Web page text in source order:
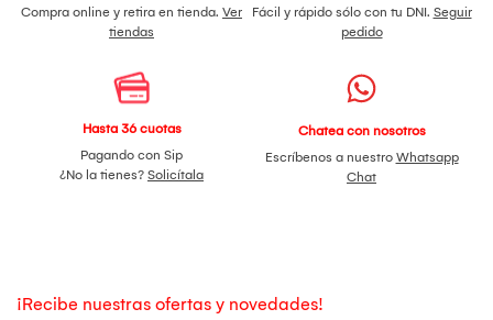
Compra online y retira en tienda. Ver
tiendas
Fácil y rápido sólo con tu DNI. Seguir
pedido
Hasta 36 cuotas
Pagando con Sip
¿No la tienes? Solicítala
Chatea con nosotros
Escríbenos a nuestro Whatsapp
Chat
¡Recibe nuestras ofertas y novedades!